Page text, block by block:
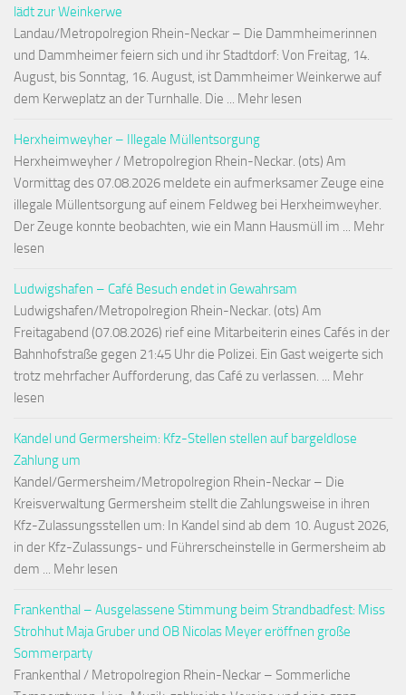
lädt zur Weinkerwe
Landau/Metropolregion Rhein-Neckar – Die Dammheimerinnen
und Dammheimer feiern sich und ihr Stadtdorf: Von Freitag, 14.
August, bis Sonntag, 16. August, ist Dammheimer Weinkerwe auf
dem Kerweplatz an der Turnhalle. Die ... Mehr lesen
Herxheimweyher – Illegale Müllentsorgung
Herxheimweyher / Metropolregion Rhein-Neckar. (ots) Am
Vormittag des 07.08.2026 meldete ein aufmerksamer Zeuge eine
illegale Müllentsorgung auf einem Feldweg bei Herxheimweyher.
Der Zeuge konnte beobachten, wie ein Mann Hausmüll im ... Mehr
lesen
Ludwigshafen – Café Besuch endet in Gewahrsam
Ludwigshafen/Metropolregion Rhein-Neckar. (ots) Am
Freitagabend (07.08.2026) rief eine Mitarbeiterin eines Cafés in der
Bahnhofstraße gegen 21:45 Uhr die Polizei. Ein Gast weigerte sich
trotz mehrfacher Aufforderung, das Café zu verlassen. ... Mehr
lesen
Kandel und Germersheim: Kfz-Stellen stellen auf bargeldlose
Zahlung um
Kandel/Germersheim/Metropolregion Rhein-Neckar – Die
Kreisverwaltung Germersheim stellt die Zahlungsweise in ihren
Kfz-Zulassungsstellen um: In Kandel sind ab dem 10. August 2026,
in der Kfz-Zulassungs- und Führerscheinstelle in Germersheim ab
dem ... Mehr lesen
Frankenthal – Ausgelassene Stimmung beim Strandbadfest: Miss
Strohhut Maja Gruber und OB Nicolas Meyer eröffnen große
Sommerparty
Frankenthal / Metropolregion Rhein-Neckar – Sommerliche